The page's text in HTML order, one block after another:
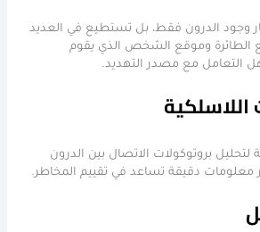
وجود الدرون فقط، بل تستطيع في العديد
الطائرة وموقع الشخص الذي يقوم
التعامل مع مصدر التهديد.
اللاسلكية
بروتوكولات الاتصال بين الدرون
معلومات دقيقة تساعد في تقييم المخاطر.